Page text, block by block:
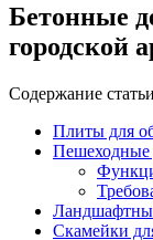
Бетонные
городской
Содержание статьи
Плиты для
Пешеходные
Скамейки